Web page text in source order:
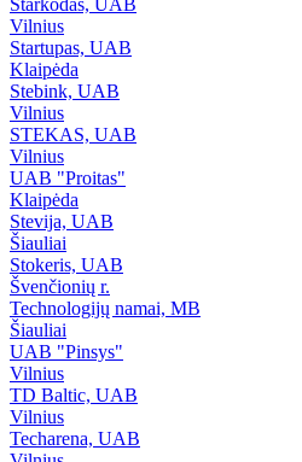
Vilnius
Startupas, UAB
Klaipėda
Stebink, UAB
Vilnius
STEKAS, UAB
Vilnius
UAB "Proitas"
Klaipėda
Stevija, UAB
Šiauliai
Stokeris, UAB
Švenčionių r.
Technologijų namai, MB
Šiauliai
UAB "Pinsys"
Vilnius
TD Baltic, UAB
Vilnius
Techarena, UAB